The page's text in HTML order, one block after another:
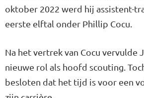
oktober 2022 werd hij assistent-
eerste elftal onder Phillip Cocu.
Na het vertrek van Cocu vervulde
nieuwe rol als hoofd scouting.
besloten dat het tijd is voor een